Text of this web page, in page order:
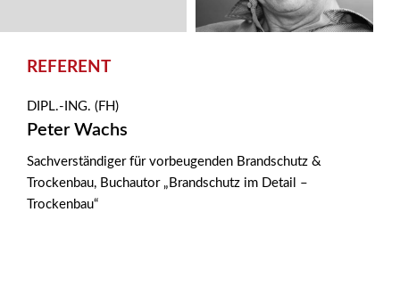
REFERENT
DIPL.-ING. (FH)
Peter Wachs
Sachverständiger für vorbeugenden Brandschutz &
Trockenbau, Buchautor „Brandschutz im Detail –
Trockenbau“